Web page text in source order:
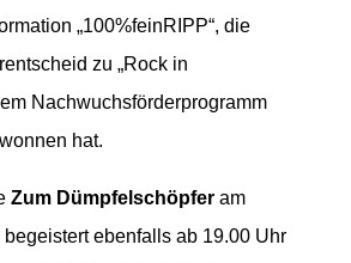
„100%feinRIPP“, die
zu „Rock in
Nachwuchsförderprogramm
hat.
Zum Dümpfelschöpfer am
begeistert ebenfalls ab 19.00 Uhr